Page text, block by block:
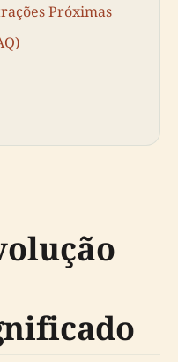
Próximas